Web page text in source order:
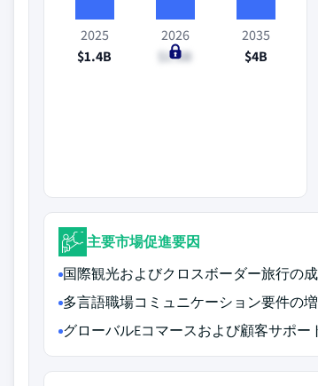
2025
$1.4B
2026
$1.6B
2035
$4B
主要市場促進要因
国際観光およびクロスボーダー旅行の
多言語職場コミュニケーション要件の
グローバルEコマースおよび顧客サポー